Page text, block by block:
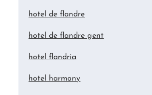
hotel de flandre
hotel de flandre gent
hotel flandria
hotel harmony